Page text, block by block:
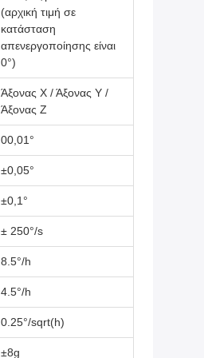
(αρχική τιμή σε
κατάσταση
απενεργοποίησης είναι
0°)
Άξονας Χ / Άξονας Υ /
Άξονας Ζ
00,01°
±0,05°
±0,1°
± 250°/s
8.5°/h
4.5°/h
0.25°/sqrt(h)
±8g